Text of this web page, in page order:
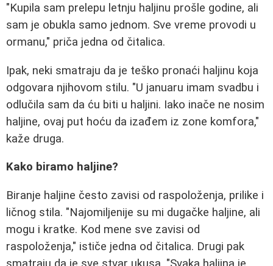
"Kupila sam prelepu letnju haljinu prošle godine, ali
sam je obukla samo jednom. Sve vreme provodi u
ormanu," priča jedna od čitalica.
Ipak, neki smatraju da je teško pronaći haljinu koja
odgovara njihovom stilu. "U januaru imam svadbu i
odlučila sam da ću biti u haljini. Iako inače ne nosim
haljine, ovaj put hoću da izađem iz zone komfora,"
kaže druga.
Kako biramo haljine?
Biranje haljine često zavisi od raspoloženja, prilike i
ličnog stila. "Najomiljenije su mi dugačke haljine, ali
mogu i kratke. Kod mene sve zavisi od
raspoloženja," ističe jedna od čitalica. Drugi pak